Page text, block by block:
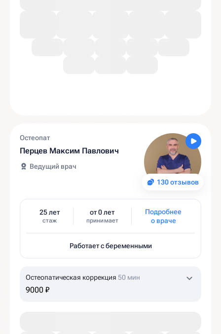
130 отзывов
Остеопат
Перцев Максим Павлович
Ведущий врач
25 лет
стаж
от 0 лет
принимает
Подробнее
о враче
Работает с беременными
Остеопатическая коррекция 50 мин
9000 ₽